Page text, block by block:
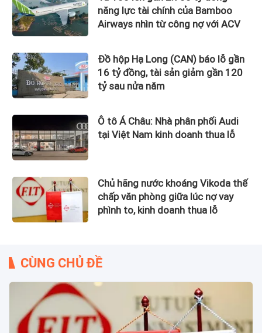
năng lực tài chính của Bamboo
Airways nhìn từ công nợ với ACV
Đồ hộp Hạ Long (CAN) báo lỗ gần
16 tỷ đồng, tài sản giảm gần 120
tỷ sau nửa năm
Ô tô Á Châu: Nhà phân phối Audi
tại Việt Nam kinh doanh thua lỗ
Chủ hãng nước khoáng Vikoda thế
chấp văn phòng giữa lúc nợ vay
phình to, kinh doanh thua lỗ
CÙNG CHỦ ĐỀ